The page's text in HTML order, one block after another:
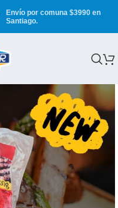
Envío por comuna $3990 en
Santiago.